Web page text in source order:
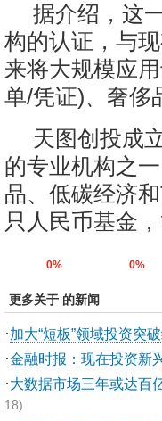
据介绍，这
构的认证，与
来将大规模应
单/凭证)、奢侈
天图创投成
的专业机构之
品、低碳经济
只人民币基金
0% 0%
更多关于 的新闻
·加大“短板”领域投资突
·金融时报：现在投资新
·大数据市场三年或达百
18)